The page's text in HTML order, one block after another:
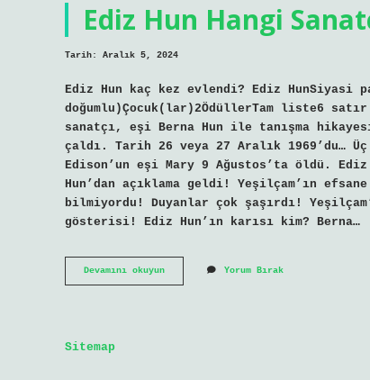
Ediz Hun Hangi
Tarih: Aralık 5, 2024
Ediz Hun kaç kez evlendi? Ediz HunSiyasi
doğumlu)Çocuk(lar)2ÖdüllerTam liste6
sanatçı, eşi Berna Hun ile tanışma
çaldı. Tarih 26 veya 27 Aralık 1969’du…
Edison’un eşi Mary 9 Ağustos’ta öldü.
Hun’dan açıklama geldi! Yeşilçam’ın
bilmiyordu! Duyanlar çok şaşırdı!
gösterisi! Ediz Hun’ın karısı kim? Berna…
Devamını okuyunEdiz
Hun
Yorum Bırak
Sitemap